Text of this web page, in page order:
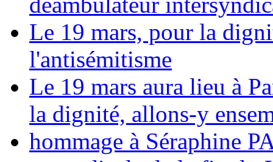
Le 19 mars, pour la
l'antisémitisme
Le 19 mars aura lieu à
la dignité, allons-y
hommage à Séraphine